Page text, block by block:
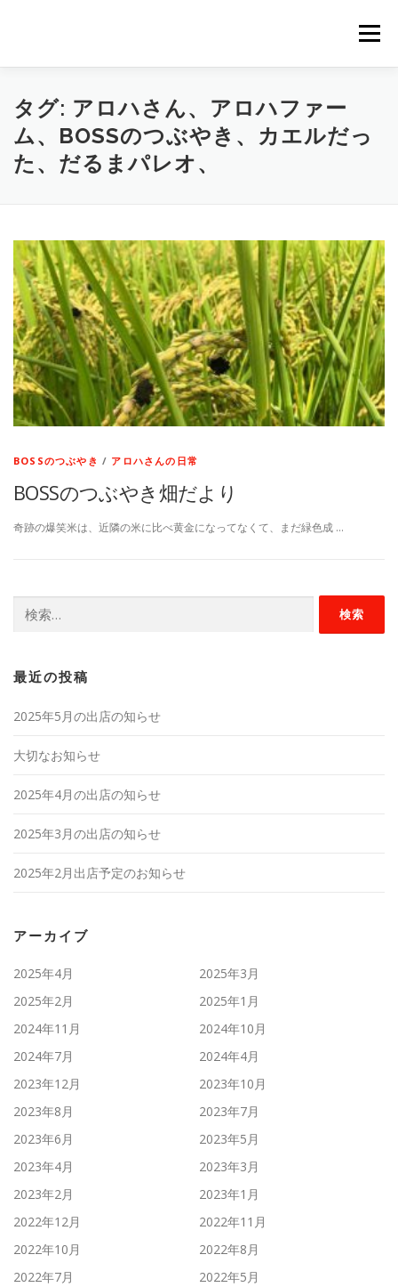
メニュー
HOME NEWS STAFF STORY 商品一覧
会社概要 公式オンラインショップ
タグ: アロハさん、アロハファー
ム、BOSSのつぶやき、カエルだっ
た、だるまパレオ、
BOSSのつぶやき / アロハさんの日常
BOSSのつぶやき畑だより
奇跡の爆笑米は、近隣の米に比べ黄金になってなくて、まだ緑色成 …
索:
最近の投稿
2025年5月の出店の知らせ
大切なお知らせ
2025年4月の出店の知らせ
2025年3月の出店の知らせ
2025年2月出店予定のお知らせ
アーカイブ
2025年4月
2025年3月
2025年2月
2025年1月
2024年11月
2024年10月
2024年7月
2024年4月
2023年12月
2023年10月
2023年8月
2023年7月
2023年6月
2023年5月
2023年4月
2023年3月
2023年2月
2023年1月
2022年12月
2022年11月
2022年10月
2022年8月
2022年7月
2022年5月